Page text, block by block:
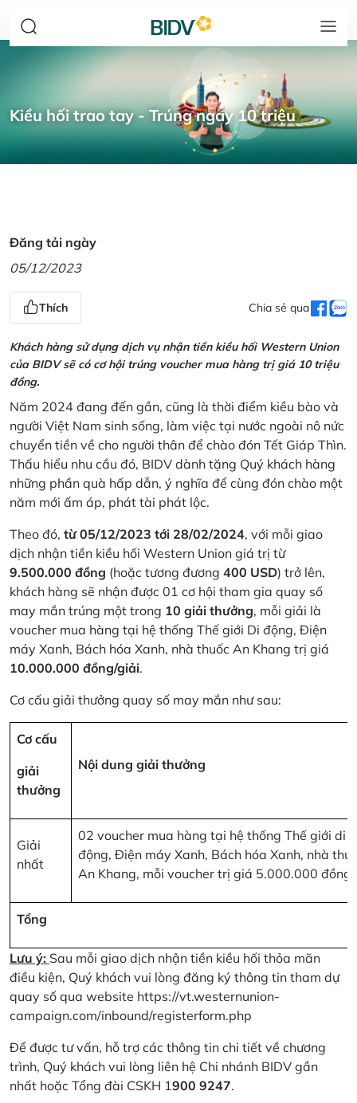
Kiều hối trao tay - Trúng ngay 10 triệu
Đăng tải ngày
05/12/2023
Thích Chia sẻ qua
Khách hàng sử dụng dịch vụ nhận tiền kiều hối Western Union
của BIDV sẽ có cơ hội trúng voucher mua hàng trị giá 10 triệu
đồng.
Năm 2024 đang đến gần, cũng là thời điểm kiều bào và
người Việt Nam sinh sống, làm việc tại nước ngoài nô nức
chuyển tiền về cho người thân để chào đón Tết Giáp Thìn.
Thấu hiểu nhu cầu đó, BIDV dành tặng Quý khách hàng
những phần quà hấp dẫn, ý nghĩa để cùng đón chào một
năm mới ấm áp, phát tài phát lộc.
Theo đó, từ 05/12/2023 tới 28/02/2024, với mỗi giao
dịch nhận tiền kiều hối Western Union giá trị từ
9.500.000 đồng (hoặc tương đương 400 USD) trở lên,
khách hàng sẽ nhận được 01 cơ hội tham gia quay số
may mắn trúng một trong 10 giải thưởng, mỗi giải là
voucher mua hàng tại hệ thống Thế giới Di động, Điện
máy Xanh, Bách hóa Xanh, nhà thuốc An Khang trị giá
10.000.000 đồng/giải.
Cơ cấu giải thưởng quay số may mắn như sau:
Cơ cấu
giải
thưởng
Nội dung giải thưởng
Giải
nhất
02 voucher mua hàng tại hệ thống Thế giới di
động, Điện máy Xanh, Bách hóa Xanh, nhà
An Khang, mỗi voucher trị giá 5.000.000 đồng
Tổng
Lưu ý: Sau mỗi giao dịch nhận tiền kiều hối thỏa mãn
điều kiện, Quý khách vui lòng đăng ký thông tin tham dự
quay số qua website https://vt.westernunion-
campaign.com/inbound/registerform.php
Để được tư vấn, hỗ trợ các thông tin chi tiết về chương
trình, Quý khách vui lòng liên hệ Chi nhánh BIDV gần
nhất hoặc Tổng đài CSKH 1900 9247.